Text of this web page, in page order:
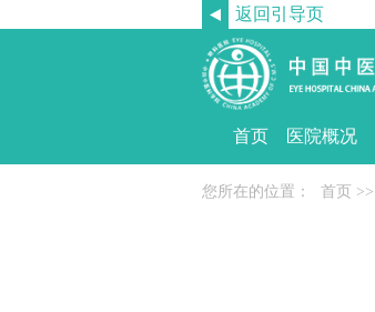
返回引导页
首页 医院概况
您所在的位置： 首页 >>